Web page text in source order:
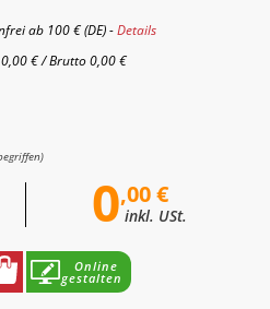
ab 100 € (DE) -Details
0,00 €/ Brutto 0,00 €
0,00 €
inkl. USt.
Online
gestalten